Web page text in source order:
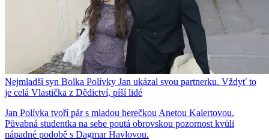
Nejmladší syn Bolka Polívky Jan ukázal svou partnerku. Vždyť to
je celá Vlastička z Dědictví, píší lidé
Jan Polívka tvoří pár s mladou herečkou Anetou Kalertovou.
Půvabná studentka na sebe poutá obrovskou pozornost kvůli
nápadné podobě s Dagmar Havlovou.